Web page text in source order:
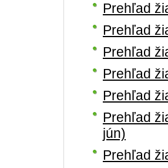
Prehľad
Prehľad
Prehľad
Prehľad
Prehľad
Prehľad
jún)
Prehľad